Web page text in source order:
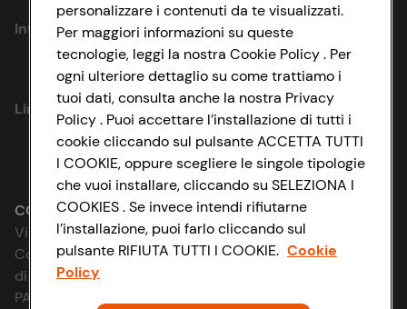
Informazioni
Privacy Policy
Cookie Policy
Impostazioni Cookie
Accessibilità
D&I e Parità di Genere
Strategia Fiscale
Link utili
Lavora con noi
Le cooperative
News & Approfondimenti
Richiami prodotto
CONAD SOCIETÀ COOPERATIVA
Via Michelino, 59 | 40127 BOLOGNA
Codice Fiscale e Registro Imprese
di Bologna 00865960157
PARTITA IVA 03320960374
personalizzare i contenuti da te visualizzati.
Per maggiori informazioni su queste
tecnologie, leggi la nostra Cookie Policy . Per
ogni ulteriore dettaglio su come trattiamo i
tuoi dati, consulta anche la nostra Privacy
Policy . Puoi accettare l’installazione di tutti i
cookie cliccando sul pulsante ACCETTA TUTTI
I COOKIE, oppure scegliere le singole tipologie
che vuoi installare, cliccando su SELEZIONA I
COOKIES . Se invece intendi rifiutarne
l’installazione, puoi farlo cliccando sul
pulsante RIFIUTA TUTTI I COOKIE. Cookie
Policy